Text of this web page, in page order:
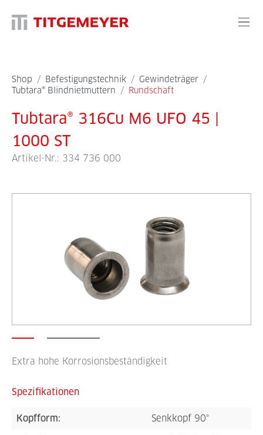
Shop / Befestigungstechnik / Gewindeträger /
Tubtara® Blindnietmuttern / Rundschaft
Tubtara® 316Cu M6 UFO 45 |
1000 ST
Artikel-Nr.: 334 736 000
Extra hohe Korrosionsbeständigkeit
Spezifikationen
Kopfform: Senkkopf 90°